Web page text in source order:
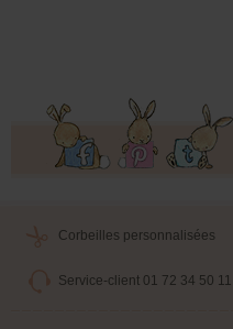
Corbeilles personnalisées
Service-client 01 72 34 50 11